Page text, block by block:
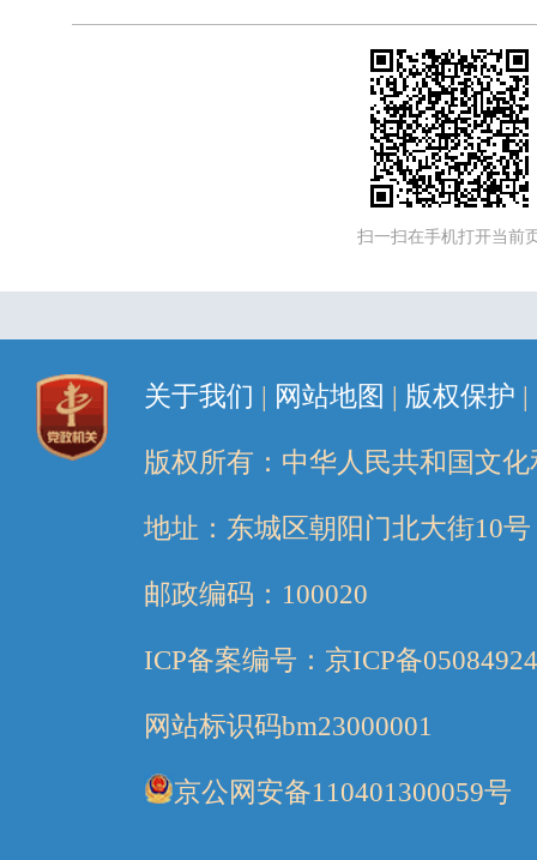
扫一扫在手机打开当前
关于我们 | 网站地图 | 版权保护 |
版权所有：中华人民共和国文
地址：东城区朝阳门北大街10号
邮政编码：100020
ICP备案编号：京ICP备
网站标识码bm23000001
京公网安备110401300059号